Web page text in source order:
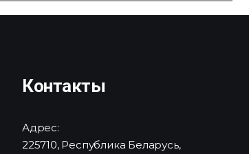
Контакты
Адрес:
225710, Республика Беларусь,